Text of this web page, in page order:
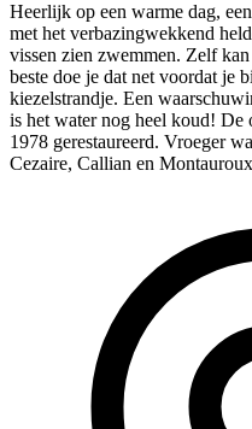
Heerlijk op een warme dag,
met het verbazingwekkend
vissen zien zwemmen. Zelf
beste doe je dat net voordat je
kiezelstrandje. Een
is het water nog heel koud! De
1978 gerestaureerd. Vroeger
Cezaire, Callian en